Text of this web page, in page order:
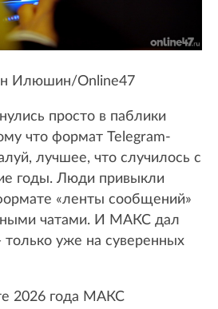
Илюшин/Online47
просто в паблики
что формат Telegram-
лучшее, что случилось с
годы. Люди привыкли
«ленты сообщений»
чатами. И МАКС дал
уже на суверенных
2026 года МАКС